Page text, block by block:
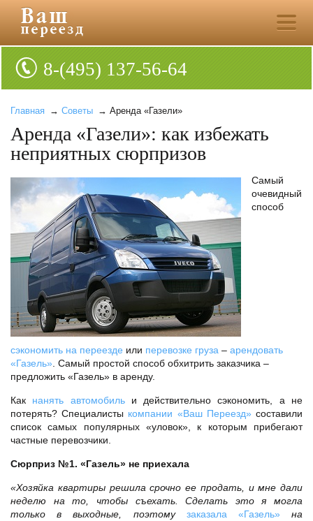
8-(495) 137-56-64
Главная → Советы → Аренда «Газели»
Аренда «Газели»: как избежать
неприятных сюрпризов
Самый
очевидный
способ
сэкономить на переезде или перевозке груза – арендовать
«Газель» . Самый простой способ обхитрить заказчика –
предложить «Газель» в аренду.
Как нанять автомобильи действительно сэкономить, а не
потерять? Специалисты компании «Ваш Переезд»составили
список самых популярных «уловок», к которым прибегают
частные перевозчики.
Сюрприз №1. «Газель» не приехала
«Хозяйка квартиры решила срочно ее продать, и мне дали
неделю на то, чтобы съехать. Сделать это я могла
только в выходные, поэтому заказала «Газель»на